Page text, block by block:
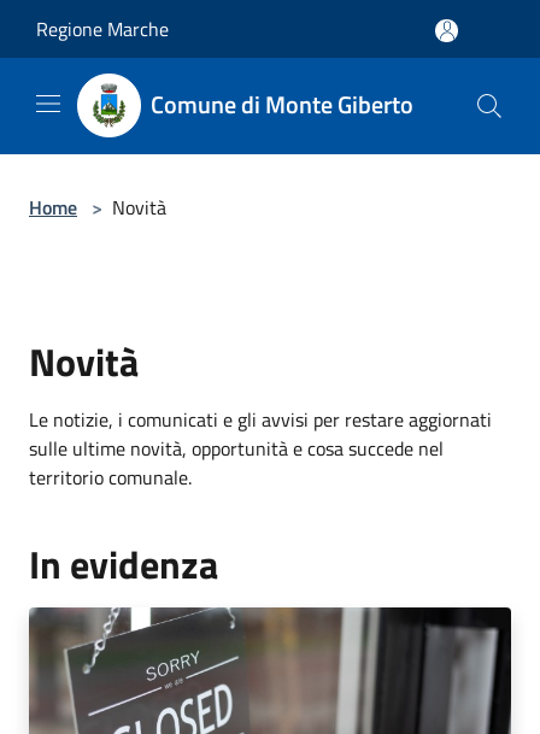
Regione Marche
Comune di Monte Giberto
Home > Novità
Novità
Le notizie, i comunicati e gli avvisi per restare aggiornati
sulle ultime novità, opportunità e cosa succede nel
territorio comunale.
In evidenza